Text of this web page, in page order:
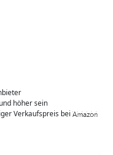
höher sein
Verkaufspreis bei